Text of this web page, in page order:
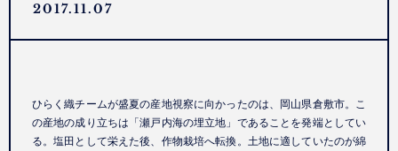
2017.11.07
ひらく織チームが盛夏の産地視察に向かったのは、岡山県倉敷市。こ
の産地の成り立ちは「瀬戸内海の埋立地」であることを発端としてい
る。塩田として栄えた後、作物栽培へ転換。土地に適していたのが綿